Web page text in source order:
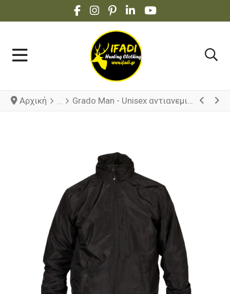
FACEBOOK SOCIAL LINK
INSTAGRAM SOCIAL LINK
PINTEREST SOCIAL LINK
LINKEDIN SOCIAL LINK
YOUTUBE SOCIAL
Αρχική Grado Man - Unisex αντιανεμικό χωρίς επένδυση